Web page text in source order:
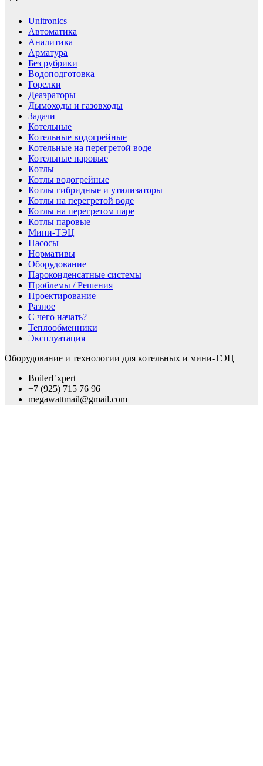
Unitronics
Автоматика
Аналитика
Арматура
Без рубрики
Водоподготовка
Горелки
Деаэраторы
Дымоходы и газовходы
Задачи
Котельные
Котельные водогрейные
Котельные на перегретой воде
Котельные паровые
Котлы
Котлы водогрейные
Котлы гибридные и утилизаторы
Котлы на перегретой воде
Котлы на перегретом паре
Котлы паровые
Мини-ТЭЦ
Насосы
Нормативы
Оборудование
Пароконденсатные системы
Проблемы / Решения
Проектирование
Разное
С чего начать?
Теплообменники
Эксплуатация
Оборудование и технологии для котельных и мини-ТЭЦ
BoilerExpert
+7 (925) 715 76 96
megawattmail@gmail.com